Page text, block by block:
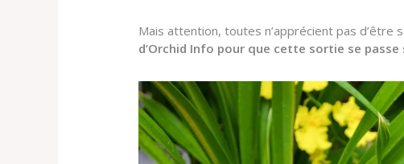
Mais attention, toutes n’apprécient pas
d’Orchid Info pour que cette sortie se